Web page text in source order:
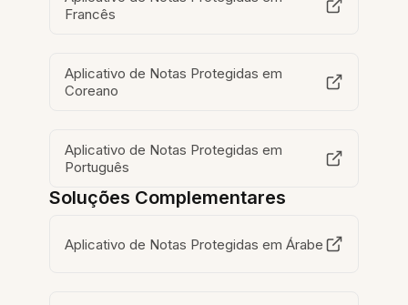
Francês
Aplicativo de Notas Protegidas em
Coreano
Aplicativo de Notas Protegidas em
Português
Soluções Complementares
Aplicativo de Notas Protegidas em Árabe